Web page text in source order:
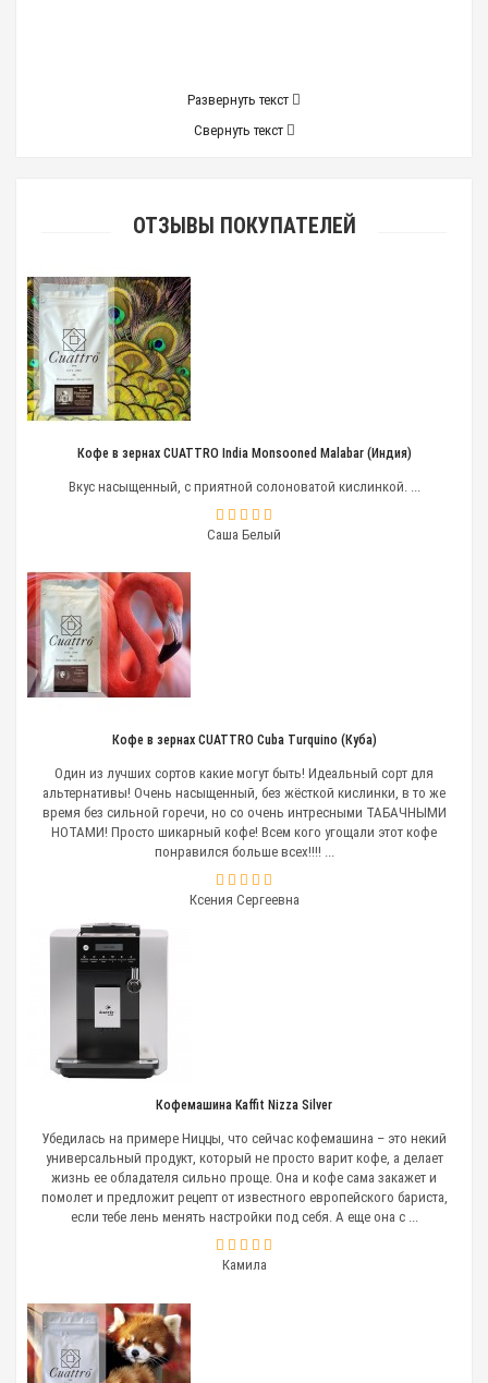
Развернуть текст
Свернуть текст
ОТЗЫВЫ ПОКУПАТЕЛЕЙ
Кофе в зернах CUATTRO India Monsooned Malabar (Индия)
Вкус насыщенный, с приятной солоноватой кислинкой. ...
Саша Белый
Кофе в зернах CUATTRO Cuba Turquino (Куба)
Один из лучших сортов какие могут быть! Идеальный сорт для
альтернативы! Очень насыщенный, без жёсткой кислинки, в то же
время без сильной горечи, но со очень интресными ТАБАЧНЫМИ
НОТАМИ! Просто шикарный кофе! Всем кого угощали этот кофе
понравился больше всех!!!! ...
Ксения Сергеевна
Кофемашина Kaffit Nizza Silver
Убедилась на примере Ниццы, что сейчас кофемашина – это некий
универсальный продукт, который не просто варит кофе, а делает
жизнь ее обладателя сильно проще. Она и кофе сама закажет и
помолет и предложит рецепт от известного европейского бариста,
если тебе лень менять настройки под себя. А еще она с ...
Камила